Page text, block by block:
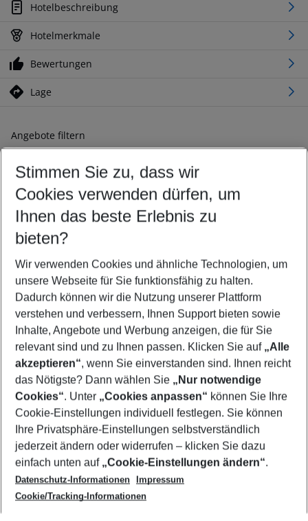
Hotelbeschreibung
Hotelmerkmale
Bewertungen
Lage
Angebote filtern
Ändern Sie Ihre Kriterien nach Ihren Wünschen
Abflughafen wählen
Beliebiger Abflughafen
Reisezeitraum wählen
11.08.26– 09.08.27 5-8 Nächte
2 Erwachsene Keine Kinder
Mehr Filter anzeigen
Footer
Footer navigation
Über uns
AGB
Cookie-Einstellungen ändern
Cookie-Richtlinie
Datenschutz
Service & Hilfe
Barrierefreies Reisen
Check-in
Folgen Sie uns
Stimmen Sie zu, dass wir
Cookies verwenden dürfen, um
Ihnen das beste Erlebnis zu
bieten?
Wir verwenden Cookies und ähnliche Technologien, um
unsere Webseite für Sie funktionsfähig zu halten.
Dadurch können wir die Nutzung unserer Plattform
verstehen und verbessern, Ihnen Support bieten sowie
Inhalte, Angebote und Werbung anzeigen, die für Sie
relevant sind und zu Ihnen passen. Klicken Sie auf „Alle
akzeptieren“, wenn Sie einverstanden sind. Ihnen reicht
das Nötigste? Dann wählen Sie „Nur notwendige
Cookies“. Unter „Cookies anpassen“ können Sie Ihre
Cookie-Einstellungen individuell festlegen. Sie können
Ihre Privatsphäre-Einstellungen selbstverständlich
jederzeit ändern oder widerrufen – klicken Sie dazu
einfach unten auf „Cookie-Einstellungen ändern“.
Datenschutz-Informationen
Impressum
Cookie/Tracking-Informationen